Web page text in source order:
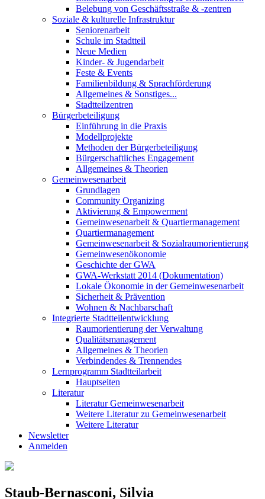
Belebung von Geschäftsstraße & -zentren
Soziale & kulturelle Infrastruktur
Seniorenarbeit
Schule im Stadtteil
Neue Medien
Kinder- & Jugendarbeit
Feste & Events
Familienbildung & Sprachförderung
Allgemeines & Sonstiges...
Stadtteilzentren
Bürgerbeteiligung
Einführung in die Praxis
Modellprojekte
Methoden der Bürgerbeteiligung
Bürgerschaftliches Engagement
Allgemeines & Theorien
Gemeinwesenarbeit
Grundlagen
Community Organizing
Aktivierung & Empowerment
Gemeinwesenarbeit & Quartiermanagement
Quartiermanagement
Gemeinwesenarbeit & Sozialraumorientierung
Gemeinwesenökonomie
Geschichte der GWA
GWA-Werkstatt 2014 (Dokumentation)
Lokale Ökonomie in der Gemeinwesenarbeit
Sicherheit & Prävention
Wohnen & Nachbarschaft
Integrierte Stadtteilentwicklung
Raumorientierung der Verwaltung
Qualitätsmanagement
Allgemeines & Theorien
Verbindendes & Trennendes
Lernprogramm Stadtteilarbeit
Hauptseiten
Literatur
Literatur Gemeinwesenarbeit
Weitere Literatur zu Gemeinwesenarbeit
Weitere Literatur
Newsletter
Anmelden
Staub-Bernasconi, Silvia